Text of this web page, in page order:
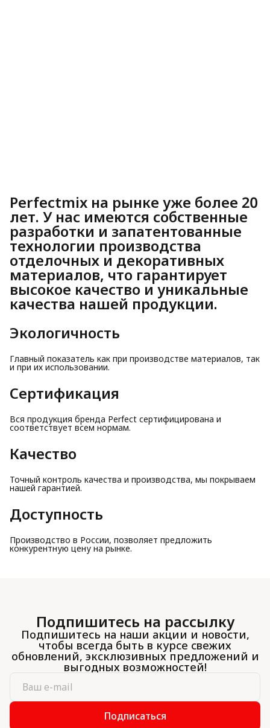
Perfectmix на рынке уже более 20
лет. У нас имеются собственные
разработки и запатентованные
технологии производства
отделочных и декоративных
материалов, что гарантирует
высокое качество и уникальные
качества нашей продукции.
Экологичность
Главный показатель как при производстве материалов, так
и при их использовании.
Сертификация
Вся продукция бренда Perfect сертифицирована и
соответствует всем нормам.
Качество
Точный контроль качества и производства, мы покрываем
нашей гарантией.
Доступность
Производство в России, позволяет предложить
конкурентную цену на рынке.
Подпишитесь на рассылку
Подпишитесь на наши акции и новости,
чтобы всегда быть в курсе свежих
обновлений, эксклюзивных предложений и
выгодных возможностей!
Подписаться